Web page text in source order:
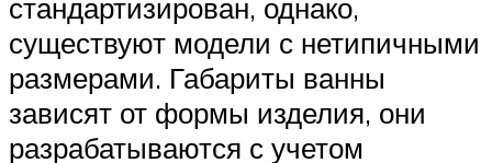
стандартизирован, однако,
существуют модели с нетипичными
размерами. Габариты ванны
зависят от формы изделия, они
разрабатываются с учетом